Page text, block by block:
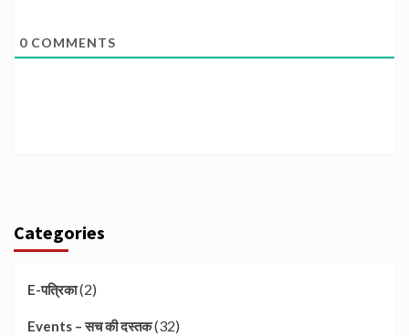
0 COMMENTS
Categories
E-पत्रिका(2)
Events – सच की दस्तक(32)